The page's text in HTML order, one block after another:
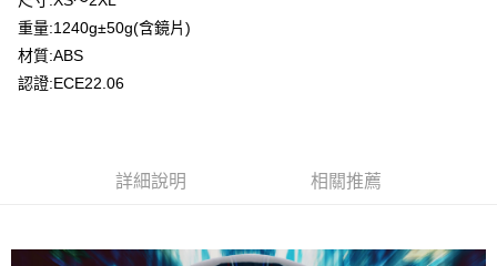
匯豐（台灣）商業銀行
聯邦商業銀行
元大商業銀行
玉山商業銀行
街口支付
悠遊付
1.本服務由台灣大哥大提供，台灣大哥大用戶可立即使用無須另外申請。
AFTEE先享後付
重量:1240g±50g(含鏡片)
材質:ABS
認證:ECE22.06
詳細說明 相關推薦